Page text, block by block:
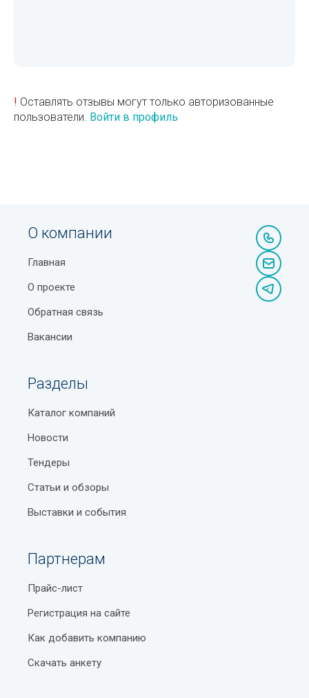
! Оставлять отзывы могут только авторизованные
пользователи. Войти в профиль
О компании
Главная
О проекте
Обратная связь
Вакансии
Разделы
Каталог компаний
Новости
Тендеры
Статьи и обзоры
Выставки и события
Партнерам
Прайс-лист
Регистрация на сайте
Как добавить компанию
Скачать анкету